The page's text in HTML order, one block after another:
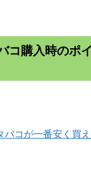
コ購入時のポ
バコが一番安く買